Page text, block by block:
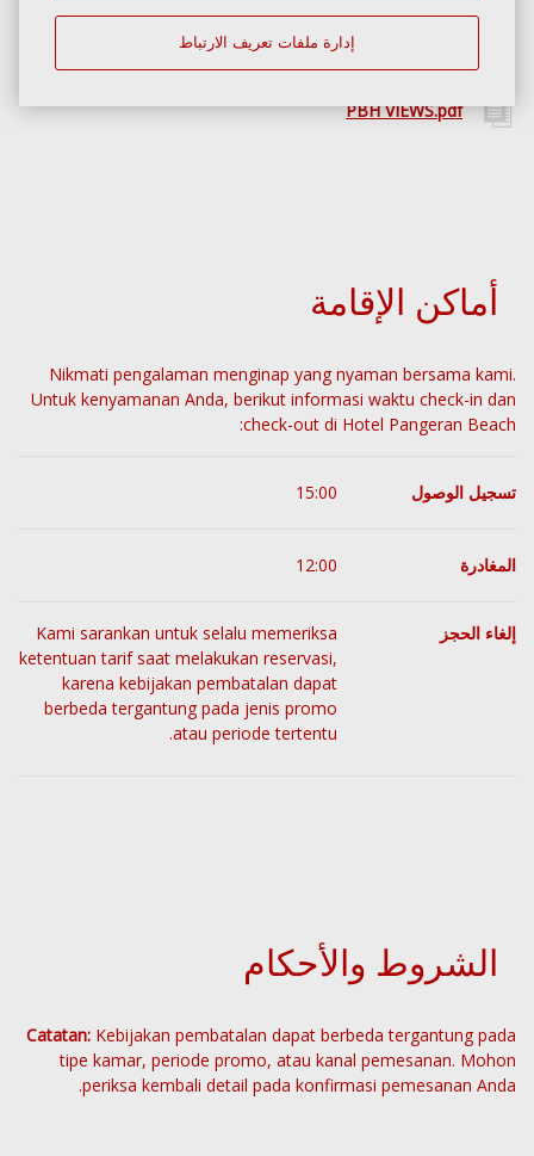
إدارة ملفات تعريف الارتباطعروض تقديمية
PBH VIEWS.pdf
أماكن الإقامة
Nikmati pengalaman menginap yang nyaman bersama kami.
Untuk kenyamanan Anda, berikut informasi waktu check-in dan
check-out di Hotel Pangeran Beach:
تسجيل الوصول 15:00
المغادرة 12:00
إلغاء الحجز
Kami sarankan untuk selalu memeriksa
ketentuan tarif saat melakukan reservasi,
karena kebijakan pembatalan dapat
berbeda tergantung pada jenis promo
atau periode tertentu.
الشروط والأحكام
Catatan: Kebijakan pembatalan dapat berbeda tergantung pada
tipe kamar, periode promo, atau kanal pemesanan. Mohon
periksa kembali detail pada konfirmasi pemesanan Anda.